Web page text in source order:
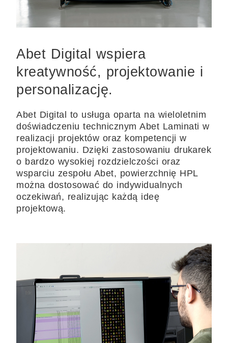
Abet Digital wspiera
kreatywność, projektowanie i
personalizację.
Abet Digital to usługa oparta na wieloletnim
doświadczeniu technicznym Abet Laminati w
realizacji projektów oraz kompetencji w
projektowaniu. Dzięki zastosowaniu drukarek
o bardzo wysokiej rozdzielczości oraz
wsparciu zespołu Abet, powierzchnię HPL
można dostosować do indywidualnych
oczekiwań, realizując każdą ideę
projektową.